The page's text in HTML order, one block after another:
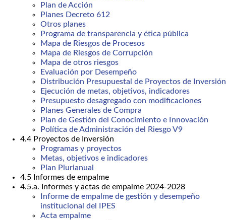
Plan de Acción
Planes Decreto 612
Otros planes
Programa de transparencia y ética pública
Mapa de Riesgos de Procesos
Mapa de Riesgos de Corrupción
Mapa de otros riesgos
Evaluación por Desempeño
Distribución Presupuestal de Proyectos de Inversión
Ejecución de metas, objetivos, indicadores
Presupuesto desagregado con modificaciones
Planes Generales de Compra
Plan de Gestión del Conocimiento e Innovación
Política de Administración del Riesgo V9
4.4 Proyectos de Inversión
Programas y proyectos
Metas, objetivos e indicadores
Plan Plurianual
4.5 Informes de empalme
4.5.a. Informes y actas de empalme 2024-2028
Informe de empalme de gestión y desempeño
institucional del IPES
Acta empalme